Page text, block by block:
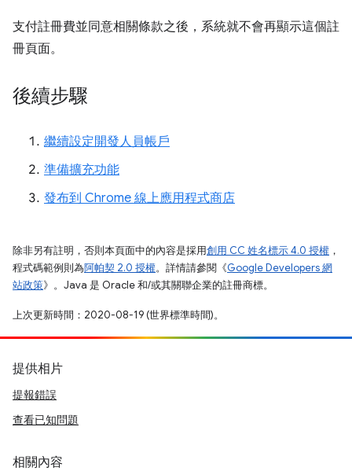
支付註冊費並同意相關條款之後，系統就不會再顯示這個註
冊頁面。
後續步驟
繼續設定開發人員帳戶
準備擴充功能
發布到 Chrome 線上應用程式商店
除非另有註明，否則本頁面中的內容是採用創用 CC 姓名標示 4.0 授權 ，
程式碼範例則為阿帕契 2.0 授權。詳情請參閱《Google Developers 網
站政策》。Java 是 Oracle 和/或其關聯企業的註冊商標。
上次更新時間：2020-08-19 (世界標準時間)。
提供相片
提報錯誤
查看已知問題
相關內容